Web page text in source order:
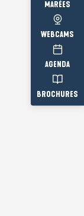
MARÉES
WEBCAMS
AGENDA
BROCHURES